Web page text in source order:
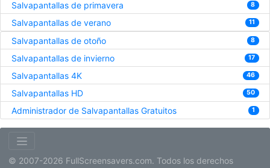
Salvapantallas de primavera 8
Salvapantallas de verano 11
Salvapantallas de otoño 8
Salvapantallas de invierno 17
Salvapantallas 4K 46
Salvapantallas HD 50
Administrador de Salvapantallas Gratuitos 1
© 2007-2026 FullScreensavers.com. Todos los derechos